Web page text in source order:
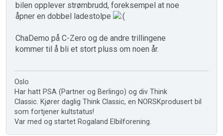
bilen opplever strømbrudd, foreksempel at noe
åpner en dobbel ladestolpe
ChaDemo på C-Zero og de andre trillingene
kommer til å bli et stort pluss om noen år.
Oslo
Har hatt PSA (Partner og Berlingo) og div Think
Classic. Kjører daglig Think Classic, en NORSKprodusert bil
som fortjener kultstatus!
Var med og startet Rogaland Elbilforening.